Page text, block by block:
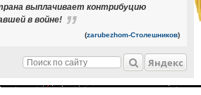
выплачивает контрибуцию
в войне!
(zarubezhom-Столешников)
Яндекс